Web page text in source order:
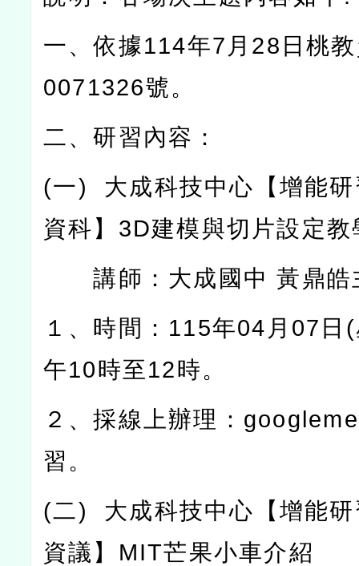
一、依據114年7 月 28 日桃
0071326號。
二、研習內容：
(一) 大成科技中心【增能
資科】 3D建模與切片設定教
講師：大成國中 黃鼎皓
１、時間： 115年04 月 07 日 (
午10時至12時。
２、採線上辦理：
習。
(二) 大成科技中心【增能
資議】 MIT芒果小車介紹